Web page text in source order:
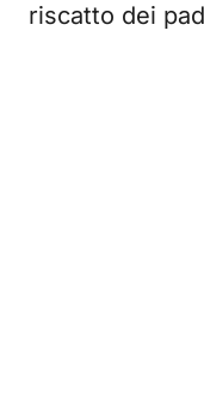
riscatto dei